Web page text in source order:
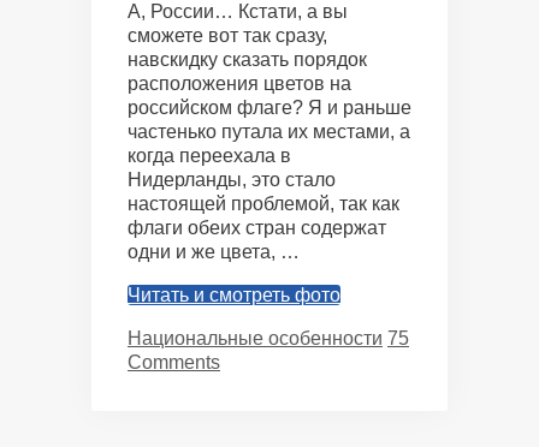
А, России… Кстати, а вы
сможете вот так сразу,
навскидку сказать порядок
расположения цветов на
российском флаге? Я и раньше
частенько путала их местами, а
когда переехала в
Нидерланды, это стало
настоящей проблемой, так как
флаги обеих стран содержат
одни и же цвета, …
Читать и смотреть фото
Categories
Национальные особенности 75
Comments